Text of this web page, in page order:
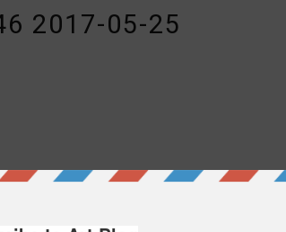
2017-05-25 11.58.46